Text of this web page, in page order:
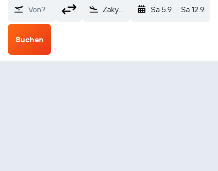
Von? Zakynthos (ZTH) Sa 5.9. - Sa 12.9.
Suchen